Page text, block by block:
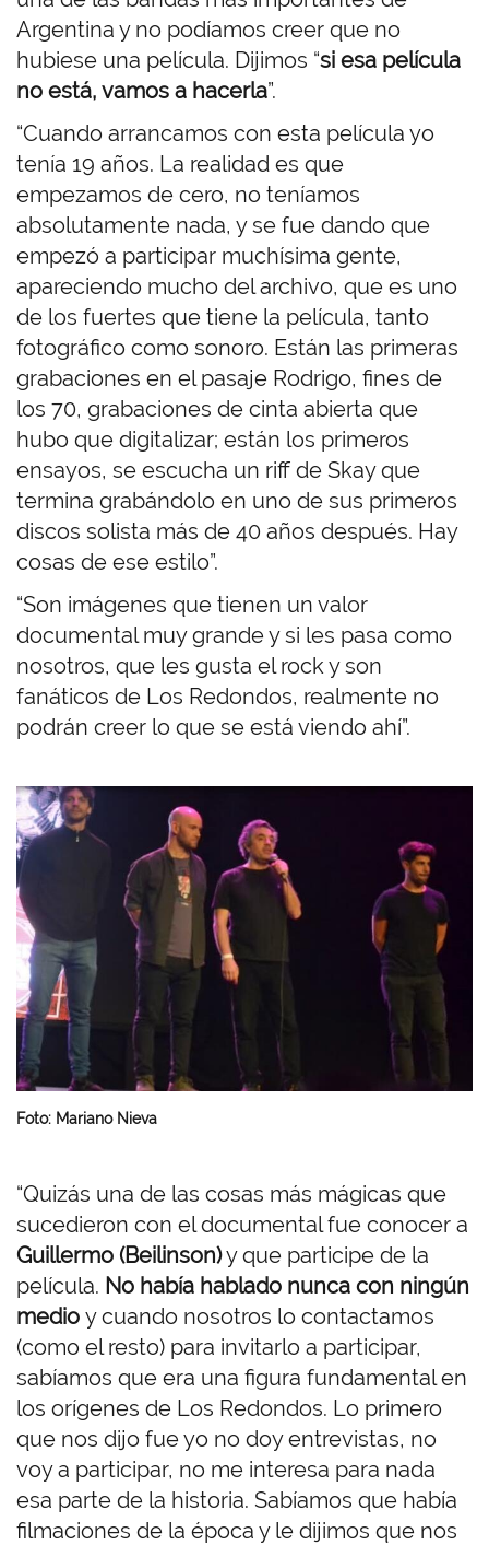
Argentina y no podíamos creer que no
hubiese una película. Dijimos “si esa película
no está, vamos a hacerla”.
“Cuando arrancamos con esta película yo
tenía 19 años. La realidad es que
empezamos de cero, no teníamos
absolutamente nada, y se fue dando que
empezó a participar muchísima gente,
apareciendo mucho del archivo, que es uno
de los fuertes que tiene la película, tanto
fotográfico como sonoro. Están las primeras
grabaciones en el pasaje Rodrigo, fines de
los 70, grabaciones de cinta abierta que
hubo que digitalizar; están los primeros
ensayos, se escucha un riff de Skay que
termina grabándolo en uno de sus primeros
discos solista más de 40 años después. Hay
cosas de ese estilo”.
“Son imágenes que tienen un valor
documental muy grande y si les pasa como
nosotros, que les gusta el rock y son
fanáticos de Los Redondos, realmente no
podrán creer lo que se está viendo ahí”.
I
m
a
g
e
n
Foto: Mariano Nieva
“Quizás una de las cosas más mágicas que
sucedieron con el documental fue conocer a
Guillermo (Beilinson)y que participe de la
película. No había hablado nunca con ningún
medio y cuando nosotros lo contactamos
(como el resto) para invitarlo a participar,
sabíamos que era una figura fundamental en
los orígenes de Los Redondos. Lo primero
que nos dijo fue yo no doy entrevistas, no
voy a participar, no me interesa para nada
esa parte de la historia. Sabíamos que había
filmaciones de la época y le dijimos que nos